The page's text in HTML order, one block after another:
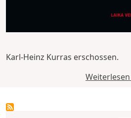
Karl-Heinz Kurras erschossen.
Weiterlesen